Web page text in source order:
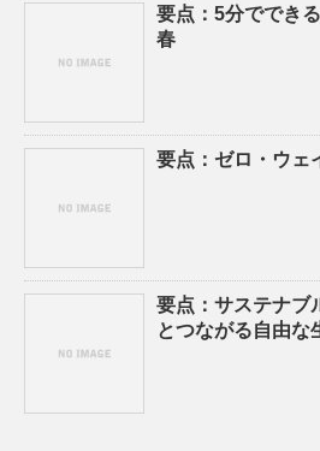
要点：5分ででき
春
要点：ゼロ・ウェ
要点：サステナブ
とつながる自由な